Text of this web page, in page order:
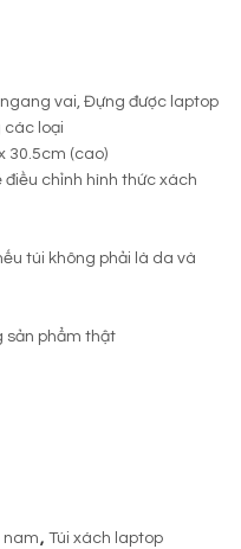
vai, Đựng được laptop
các loại
30.5cm (cao)
chỉnh hình thức xách
túi không phải là da và
sản phẩm thật
nam, Túi xách laptop